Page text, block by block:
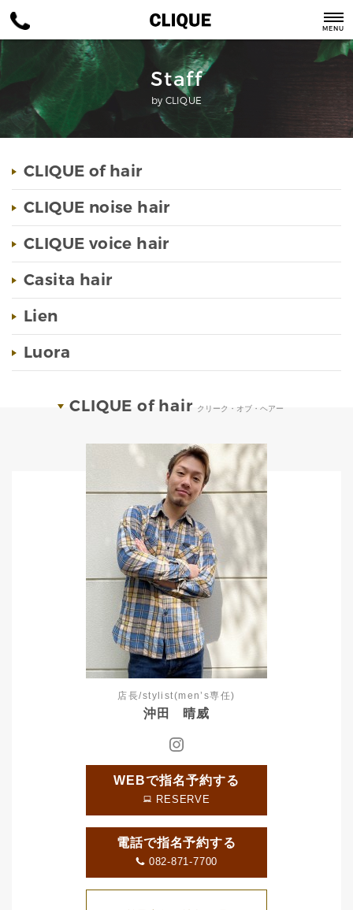
MENU
Staff
by CLIQUE
CLIQUE of hair
CLIQUE noise hair
CLIQUE voice hair
Casita hair
Lien
Luora
CLIQUE of hair クリーク・オブ・ヘアー
店長/stylist(men’s専任)
沖田 晴威
WEBで指名予約する
RESERVE
電話で指名予約する
082-871-7700